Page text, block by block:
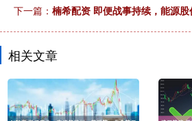
下一篇： 楠希配资 即便战事持续，能源
相关文章